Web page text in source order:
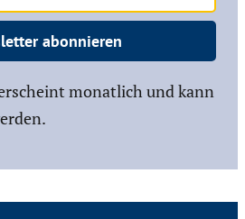
abonnieren
monatlich und kann